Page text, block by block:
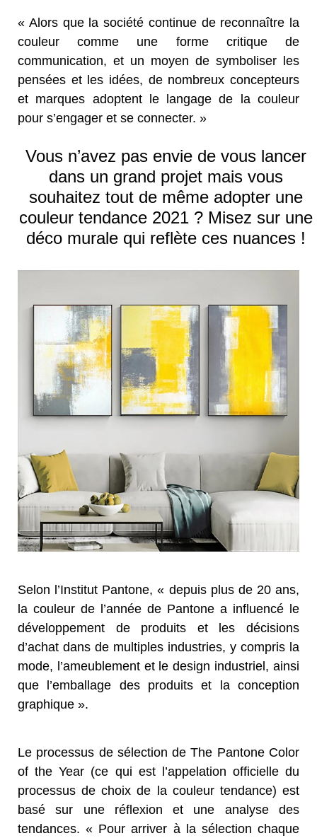
« Alors que la société continue de reconnaître la
couleur comme une forme critique de
communication, et un moyen de symboliser les
pensées et les idées, de nombreux concepteurs
et marques adoptent le langage de la couleur
pour s’engager et se connecter. »
Vous n’avez pas envie de vous lancer
dans un grand projet mais vous
souhaitez tout de même adopter une
couleur tendance 2021 ? Misez sur une
déco murale qui reflète ces nuances !
Selon l’Institut Pantone, « depuis plus de 20 ans,
la couleur de l’année de Pantone a influencé le
développement de produits et les décisions
d’achat dans de multiples industries, y compris la
mode, l’ameublement et le design industriel, ainsi
que l’emballage des produits et la conception
graphique ».
Le processus de sélection de The Pantone Color
of the Year (ce qui est l’appelation officielle du
processus de choix de la couleur tendance) est
basé sur une réflexion et une analyse des
tendances. « Pour arriver à la sélection chaque